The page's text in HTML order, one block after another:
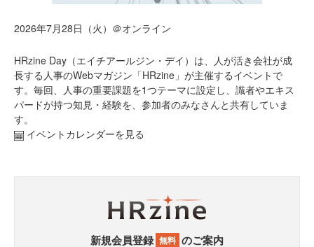
2026年7月28日（火）＠オンライン
HRzine Day（エイチアールジン・デイ）は、人が活き会社が成
長する人事のWebマガジン「HRzine」が主催するイベントで
す。毎回、人事の重要課題を1つテーマに設定し、識者やエキス
パードが持つ知見・経験を、参加者のみなさんと共有していま
す。
イベントカレンダーを見る
新規会員登録 無料 のご案内